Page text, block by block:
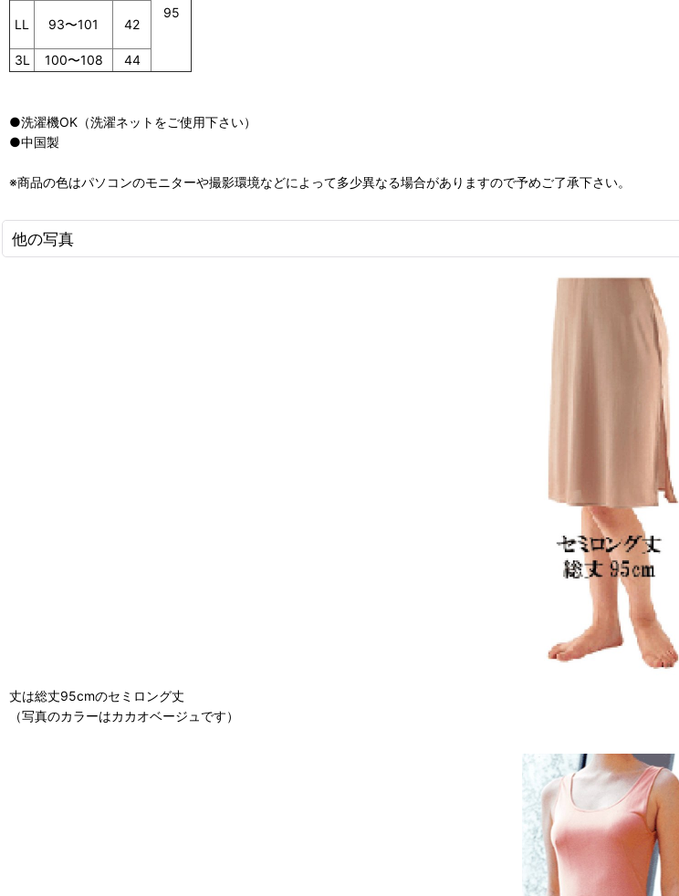
95
LL 93〜101 42
3L 100〜108 44
●洗濯機OK（洗濯ネットをご使用下さい）
●中国製
※商品の色はパソコンのモニターや撮影環境などによって多少異なる場合がありますので予めご了承下さい。
他の写真
丈は総丈95cmのセミロング丈
（写真のカラーはカカオベージュです）